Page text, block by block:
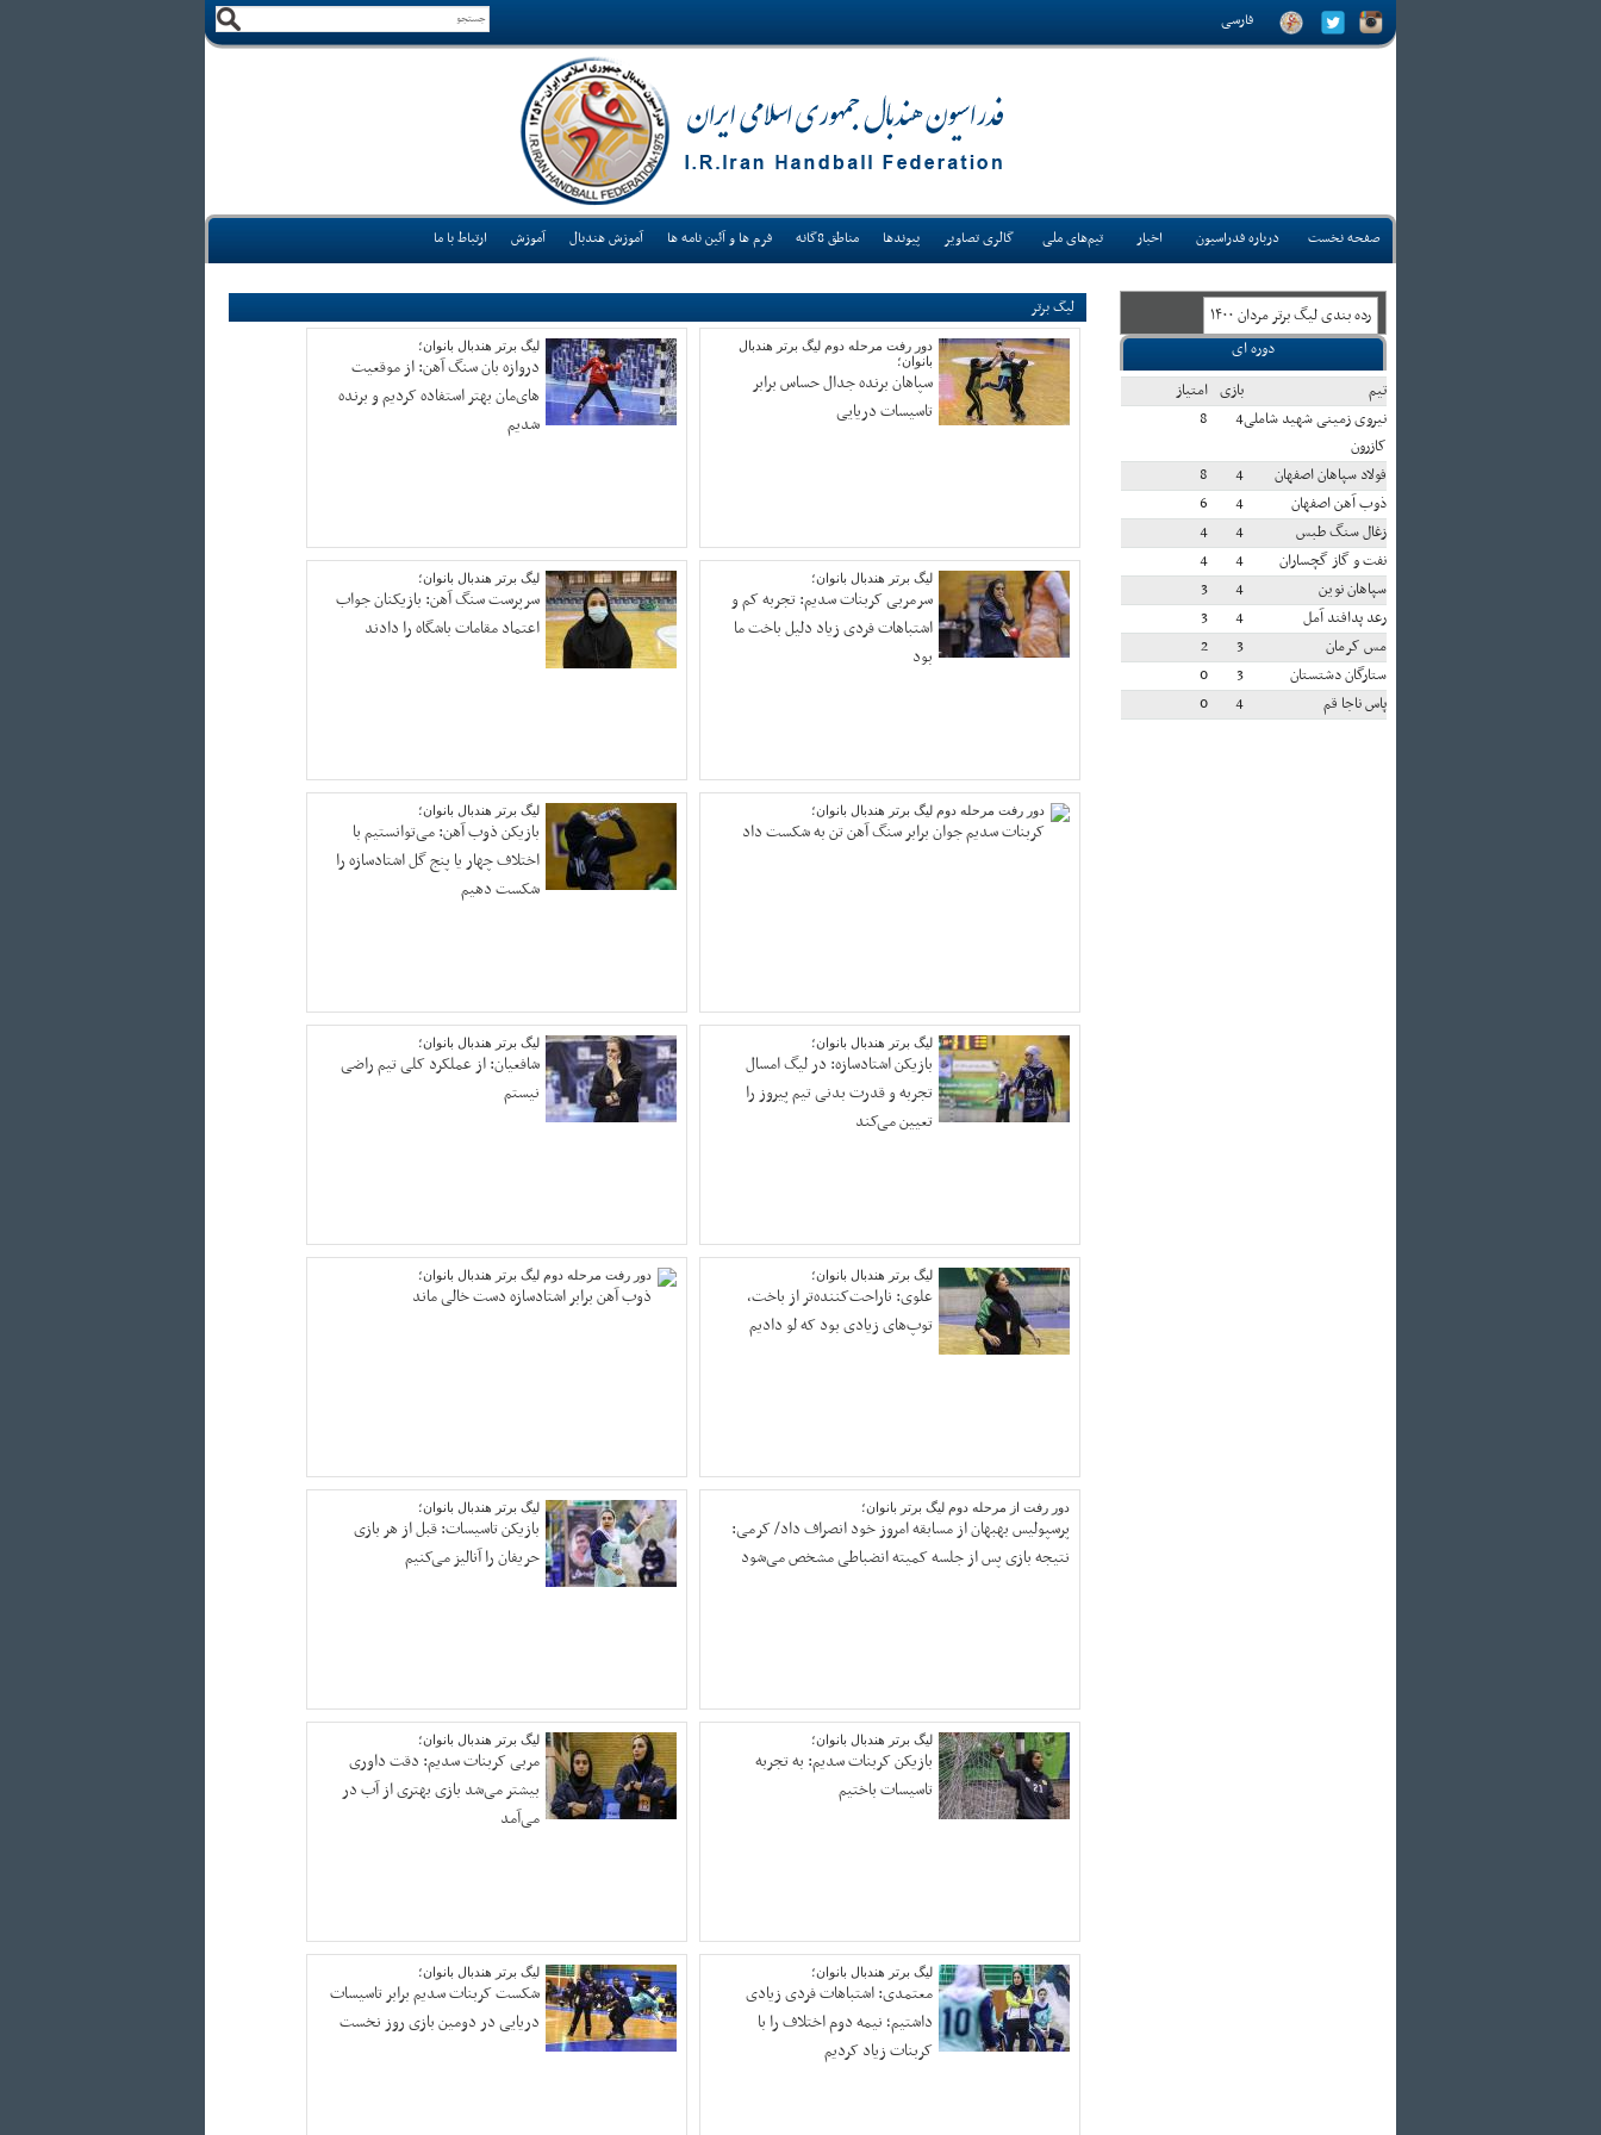
فارسی
صفحه نخست درباره فدراسیون اخبار تیم‌های ملی گالری تصاویر پیوندها مناطق 8گانه فرم ها و آئین نامه ها آموزش هندبال آموزش ارتباط با ما
رده بندی ليگ برتر مردان ۱۴۰۰
دوره ای
تيم
بازی امتياز
نیروی زمینی شهید شاملی
کازرون
4
8
فولاد سپاهان اصفهان 4
8
ذوب آهن اصفهان
4
6
زغال سنگ طبس
4
4
نفت و گاز گچساران
4
4
سپاهان نوین
4
3
رعد پدافند آمل
4
3
مس کرمان
3
2
ستارگان دشتستان
3
0
پاس ناجا قم
4
0
لیگ برتر
دور رفت مرحله دوم لیگ برتر هندبال
بانوان؛
سپاهان برنده جدال حساس برابر
تاسیسات دریایی
لیگ برتر هندبال بانوان؛
دروازه بان سنگ آهن: از موقعیت
های‌مان بهتر استفاده کردیم و برنده
شدیم
لیگ برتر هندبال بانوان؛
سرمربی کربنات سدیم: تجربه کم و
اشتباهات فردی زیاد دلیل باخت ما
بود
لیگ برتر هندبال بانوان؛
سرپرست سنگ آهن: بازیکنان جواب
اعتماد مقامات باشگاه را دادند
دور رفت مرحله دوم لیگ برتر هندبال بانوان؛
کربنات سدیم جوان برابر سنگ آهن تن به شکست داد
لیگ برتر هندبال بانوان؛
بازیکن ذوب آهن: می‌توانستیم با
اختلاف چهار یا پنج گل اشتادسازه را
شکست دهیم
لیگ برتر هندبال بانوان؛
بازیکن اشتادسازه: در لیگ امسال
تجربه و قدرت بدنی تیم پیروز را
تعیین می‌کند
لیگ برتر هندبال بانوان؛
شافعیان: از عملکرد کلی تیم راضی
نیستم
لیگ برتر هندبال بانوان؛
علوی: ناراحت‌کننده‌تر از باخت،
توپ‌های زیادی بود که لو دادیم
دور رفت مرحله دوم لیگ برتر هندبال بانوان؛
ذوب آهن برابر اشتادسازه دست خالی ماند
دور رفت از مرحله دوم لیگ برتر بانوان؛
پرسپولیس بهبهان از مسابقه امروز خود انصراف داد/ کرمی:
نتیجه بازی پس از جلسه کمیته انضباطی مشخص می‌شود
لیگ برتر هندبال بانوان؛
بازیکن تاسیسات: قبل از هر بازی
حریفان را آنالیز می‌کنیم
لیگ برتر هندبال بانوان؛
بازیکن کربنات سدیم: به تجربه
تاسیسات باختیم
لیگ برتر هندبال بانوان؛
مربی کربنات سدیم: دقت داوری
بیشتر می‌شد بازی بهتری از آب در
می‌آمد
لیگ برتر هندبال بانوان؛
معتمدی: اشتباهات فردی زیادی
داشتیم؛ نیمه دوم اختلاف را با
کربنات زیاد کردیم
لیگ برتر هندبال بانوان؛
شکست کربنات سدیم برابر تاسیسات
دریایی در دومین بازی روز نخست